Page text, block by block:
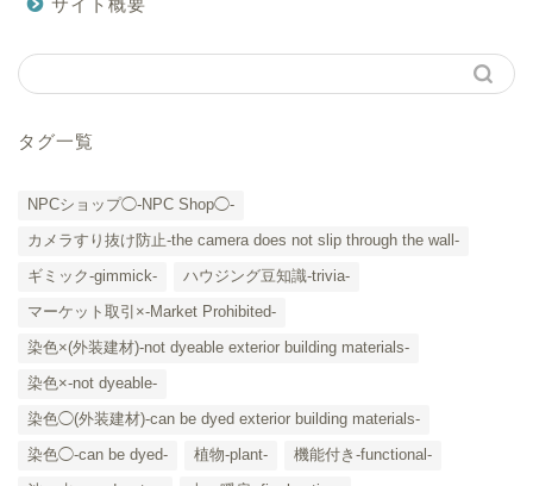
サイト概要
タグ一覧
NPCショップ◯-NPC Shop◯-
カメラすり抜け防止-the camera does not slip through the wall-
ギミック-gimmick-
ハウジング豆知識-trivia-
マーケット取引×-Market Prohibited-
染色×(外装建材)-not dyeable exterior building materials-
染色×-not dyeable-
染色◯(外装建材)-can be dyed exterior building materials-
染色◯-can be dyed-
植物-plant-
機能付き-functional-
Category List-